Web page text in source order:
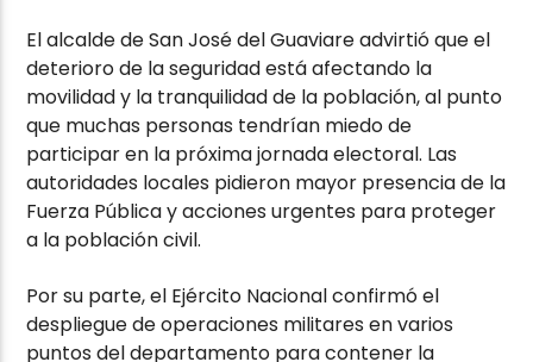
El alcalde de San José del Guaviare advirtió que el
deterioro de la seguridad está afectando la
movilidad y la tranquilidad de la población, al punto
que muchas personas tendrían miedo de
participar en la próxima jornada electoral. Las
autoridades locales pidieron mayor presencia de la
Fuerza Pública y acciones urgentes para proteger
a la población civil.
Por su parte, el Ejército Nacional confirmó el
despliegue de operaciones militares en varios
puntos del departamento para contener la